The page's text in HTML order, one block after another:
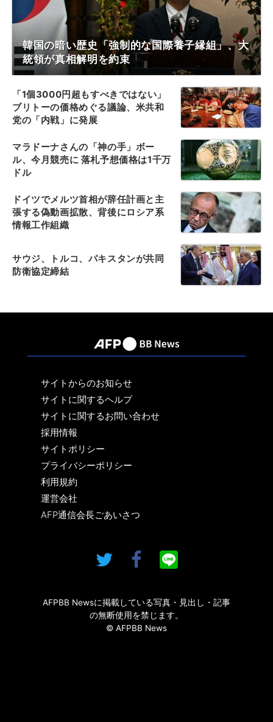
韓国の暗い歴史「強制的な国際養子縁組」、大
統領が真相解明を約束
「1個3000円超もすべきではない」
ブリトーの価格めぐる議論、米共和
党の「内戦」に発展
マラドーナさんの「神の手」ボー
ル、今月競売に 落札予想価格は1千万
ドル
ドイツでメルツ首相が辞任計画と主
張する偽動画拡散、背後にロシア系
情報工作組織
サウジ、トルコ、パキスタンが共同
防衛協定締結
サイトからのお知らせ
サイトに関するヘルプ
サイトに関するお問い合わせ
採用情報
サイトポリシー
プライバシーポリシー
利用規約
運営会社
AFP通信会長ごあいさつ
AFPBB Newsに掲載している写真・見出し・記事
の無断使用を禁じます。
© AFPBB News